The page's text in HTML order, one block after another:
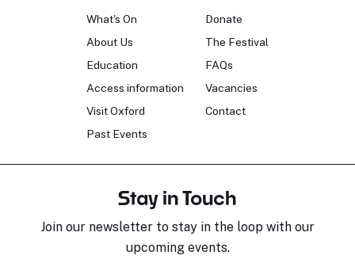
What's On
About Us
Education
Access information
Visit Oxford
Past Events
Donate
The Festival
FAQs
Vacancies
Contact
Stay in Touch
Join our newsletter to stay in the loop with our
upcoming events.